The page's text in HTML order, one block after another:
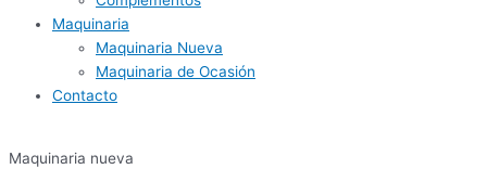
Maquinaria
Maquinaria Nueva
Maquinaria de Ocasión
Contacto
Maquinaria nueva